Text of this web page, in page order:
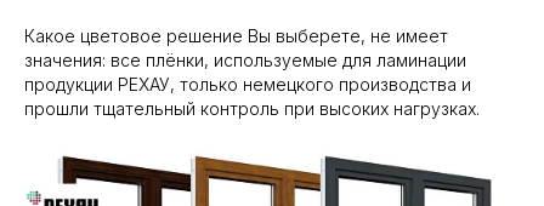
Какое цветовое решение Вы выберете, не имеет
значения: все плёнки, используемые для ламинации
продукции РЕХАУ, только немецкого производства и
прошли тщательный контроль при высоких нагрузках.